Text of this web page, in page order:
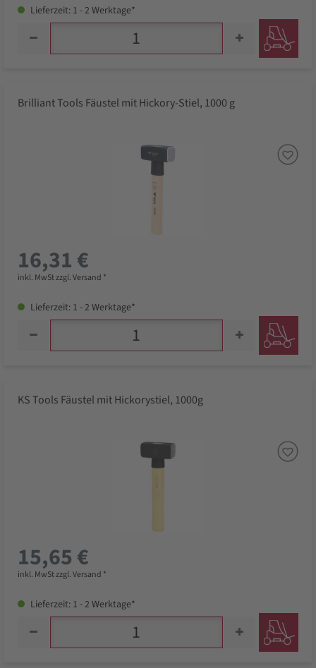
Lieferzeit: 1 - 2 Werktage*
Brilliant Tools Fäustel mit Hickory-Stiel, 1000 g
16,31 €
inkl. MwSt zzgl. Versand *
Lieferzeit: 1 - 2 Werktage*
KS Tools Fäustel mit Hickorystiel, 1000g
15,65 €
inkl. MwSt zzgl. Versand *
Lieferzeit: 1 - 2 Werktage*